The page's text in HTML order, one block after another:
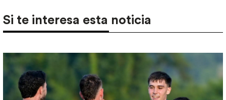
Si te interesa esta noticia